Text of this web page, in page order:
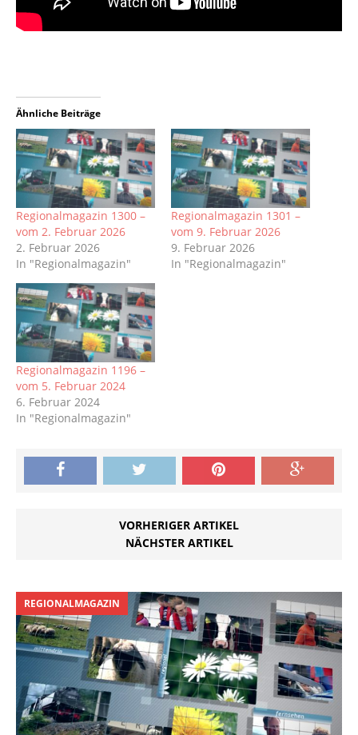
Ähnliche Beiträge
Regionalmagazin 1300 –
vom 2. Februar 2026
2. Februar 2026
In "Regionalmagazin"
Regionalmagazin 1301 –
vom 9. Februar 2026
9. Februar 2026
In "Regionalmagazin"
Regionalmagazin 1196 –
vom 5. Februar 2024
6. Februar 2024
In "Regionalmagazin"
VORHERIGER ARTIKEL
NÄCHSTER ARTIKEL
REGIONALMAGAZIN